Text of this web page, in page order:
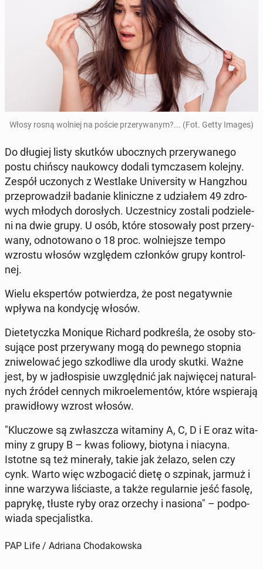
Włosy rosną wolniej na poście prze­ry­wa­nym?... (Fot. Getty Images)
Do długiej listy skutków ubocz­nych prze­ry­wa­ne­go
postu chińscy na­ukow­cy dodali tym­cza­sem kolejny.
Zespół uczo­nych z We­stla­ke Uni­ver­si­ty w Hang­zhou
prze­pro­wa­dził badanie kli­nicz­ne z udzia­łem 49 zdro­
wych młodych do­ro­słych. Uczest­ni­cy zostali po­dzie­le­
ni na dwie grupy. U osób, które sto­so­wa­ły post prze­ry­
wa­ny, od­no­to­wa­no o 18 proc. wol­niej­sze tempo
wzrostu włosów wzglę­dem człon­ków grupy kon­tro­l­
nej.
Wielu eks­per­tów po­twier­dza, że post ne­ga­tyw­nie
wpływa na kon­dy­cję włosów.
Die­te­tycz­ka Monique Richard pod­kre­śla, że osoby sto­
su­ją­ce post prze­ry­wa­ny mogą do pewnego stopnia
zni­we­lo­wać jego szko­dli­we dla urody skutki. Ważne
jest, by w ja­dło­spi­sie uwzględ­nić jak naj­wię­cej na­tu­ral­
nych źródeł cennych mi­kro­ele­men­tów, które wspie­ra­ją
pra­wi­dło­wy wzrost włosów.
"Klu­czo­we są zwłasz­cza wi­ta­mi­ny A, C, D i E oraz wi­ta­
mi­ny z grupy B – kwas foliowy, biotyna i niacyna.
Istotne są też mi­ne­ra­ły, takie jak żelazo, selen czy
cynk. Warto więc wzbo­ga­cić dietę o szpinak, jarmuż i
inne warzywa li­ścia­ste, a także re­gu­lar­nie jeść fasolę,
paprykę, tłuste ryby oraz orzechy i nasiona" – pod­po­
wia­da spe­cja­list­ka.
PAP Life / Adriana Chodakowska